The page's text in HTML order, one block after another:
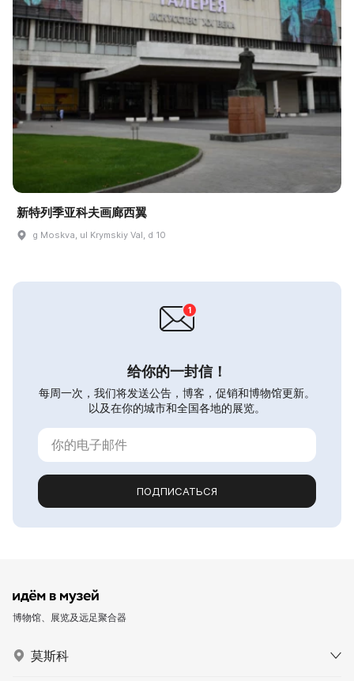
新特列季亚科夫画廊西翼
g Moskva, ul Krymskiy Val, d 10
给你的一封信！
每周一次，我们将发送公告，博客，促销和博物馆更新。
以及在你的城市和全国各地的展览。
ПОДПИСАТЬСЯ
博物馆、展览及远足聚合器
莫斯科